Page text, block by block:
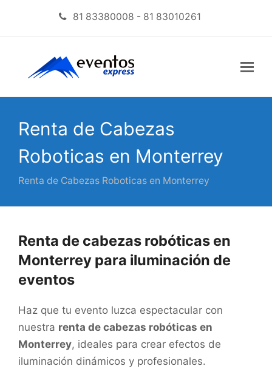
81 83380008 - 81 83010261
Renta de Cabezas
Roboticas en Monterrey
Renta de Cabezas Roboticas en Monterrey
Renta de cabezas robóticas en
Monterrey para iluminación de
eventos
Haz que tu evento luzca espectacular con
nuestra renta de cabezas robóticas en
Monterrey, ideales para crear efectos de
iluminación dinámicos y profesionales.